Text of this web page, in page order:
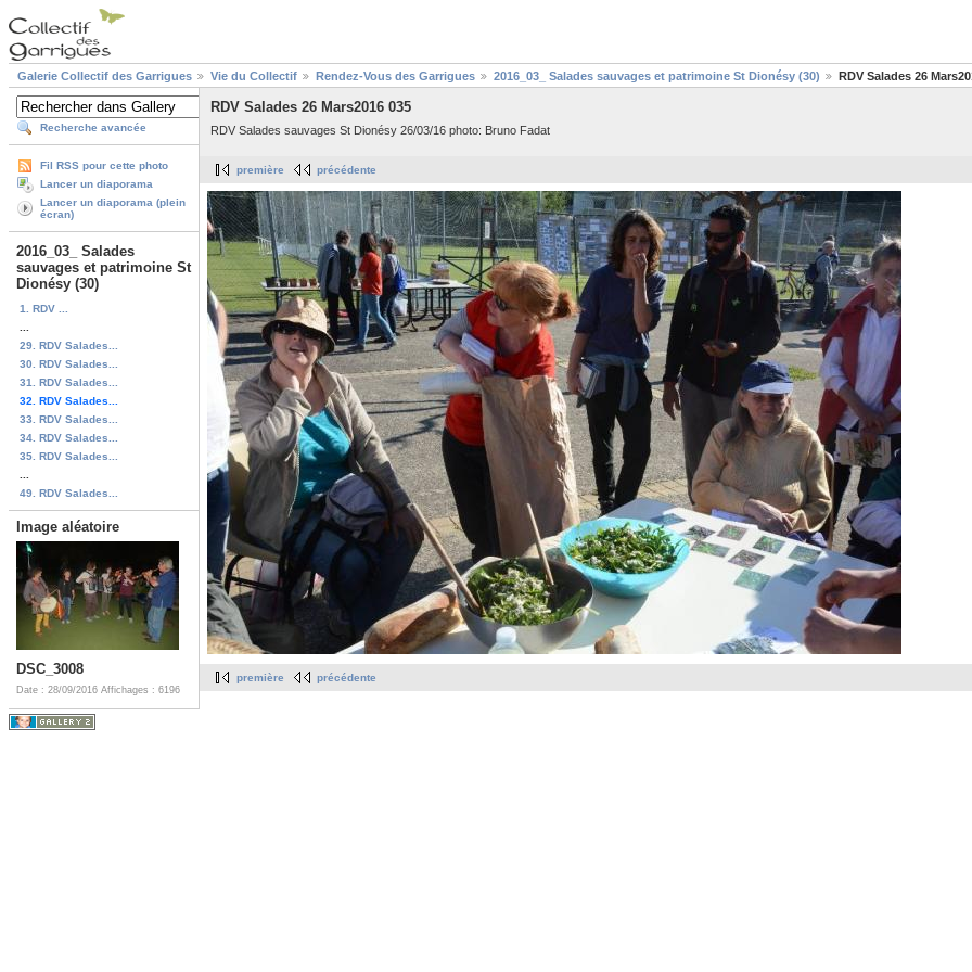
Galerie Collectif des Garrigues Vie du Collectif Rendez-Vous des Garrigues 2016_03_ Salades sauvages et patrimoine St Dionésy (30) RDV Salades 26
Recherche avancée
Fil RSS pour cette photo
Lancer un diaporama
Lancer un diaporama (plein
écran)
2016_03_ Salades
sauvages et patrimoine St
Dionésy (30)
1. RDV ...
29. RDV Salades...
30. RDV Salades...
31. RDV Salades...
32. RDV Salades...
33. RDV Salades...
34. RDV Salades...
35. RDV Salades...
49. RDV Salades...
Image aléatoire
DSC_3008
Date : 28/09/2016 Affichages : 6196
RDV Salades 26 Mars2016 035
RDV Salades sauvages St Dionésy 26/03/16 photo: Bruno Fadat
première précédente
première précédente